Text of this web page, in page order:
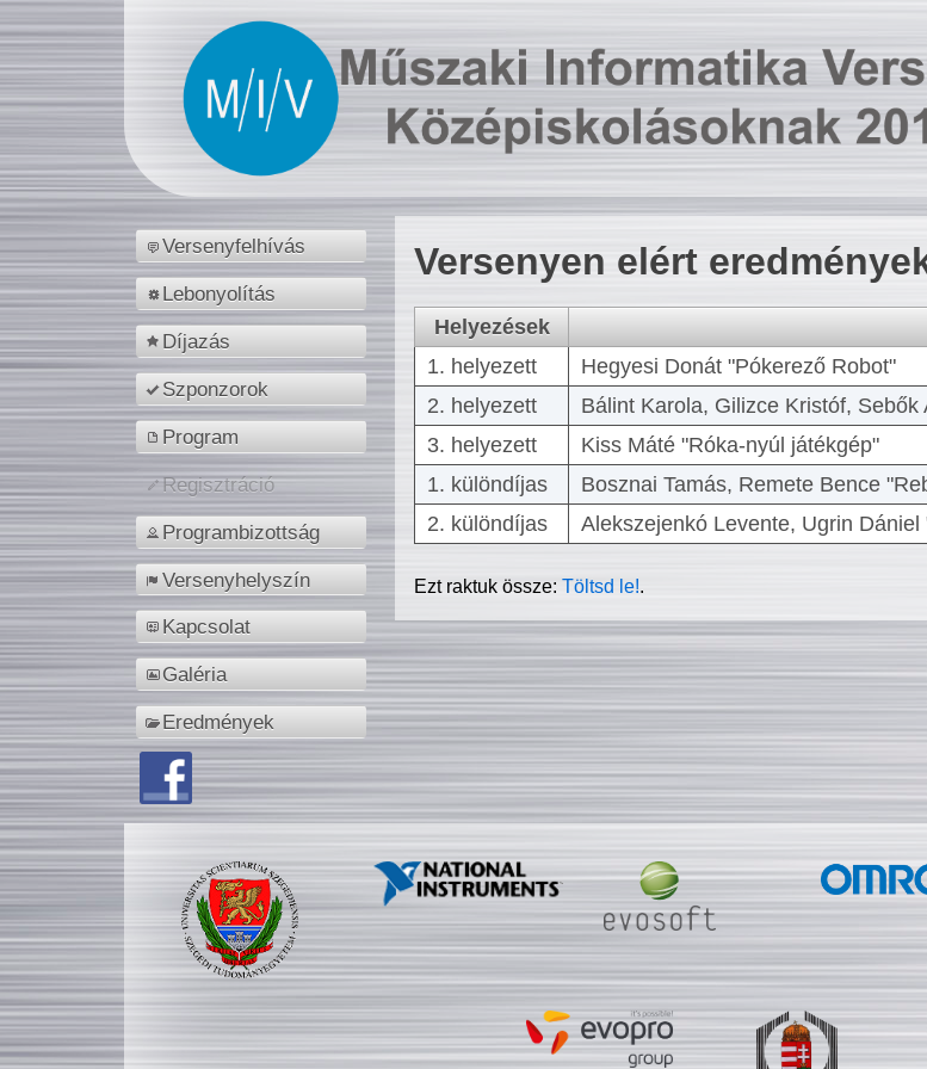
Versenyfelhívás
Lebonyolítás
Díjazás
Szponzorok
Program
Regisztráció
Programbizottság
Versenyhelyszín
Kapcsolat
Galéria
Eredmények
Versenyen elért
Helyezések
1. helyezett
Hegyesi Donát "Pókerező Robot"
2. helyezett
Bálint Karola, Gilizce Kristóf,
3. helyezett
Kiss Máté "Róka-nyúl játékgép"
1. különdíjas
Bosznai Tamás, Remete Bence
2. különdíjas
Alekszejenkó Levente, Ugrin
Ezt raktuk össze:Töltsd le!.